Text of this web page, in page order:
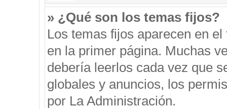
» ¿Qué son los temas fijos?
Los temas fijos aparecen en
en la primer página. Muchas
debería leerlos cada vez que
globales y anuncios, los
por La Administración.